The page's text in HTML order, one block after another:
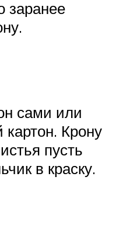
заранее
сами или
Крону
пусть
в краску.